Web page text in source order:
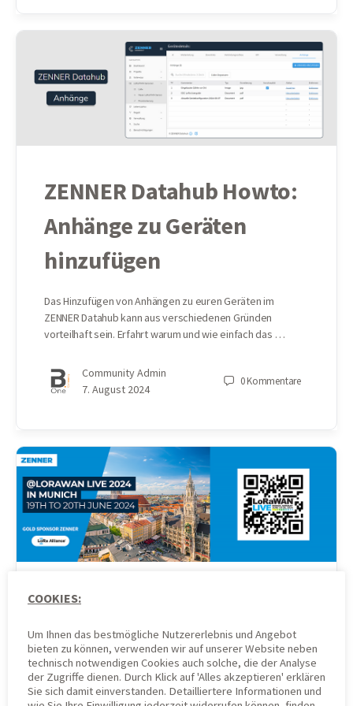
ZENNER Datahub Howto:
Anhänge zu Geräten
hinzufügen
Das Hinzufügen von Anhängen zu euren Geräten im
ZENNER Datahub kann aus verschiedenen Gründen
vorteilhaft sein. Erfahrt warum und wie einfach das …
Community Admin
7. August 2024
0Kommentare
LORAWAN® LIVE IN
MÜNCHEN: IoT-Lösungen
für Smart Cities,
COOKIES:
Um Ihnen das bestmögliche Nutzererlebnis und Angebot
bieten zu können, verwenden wir auf unserer Website neben
technisch notwendigen Cookies auch solche, die der Analyse
der Zugriffe dienen. Durch Klick auf 'Alles akzeptieren' erklären
Sie sich damit einverstanden. Detailliertere Informationen und